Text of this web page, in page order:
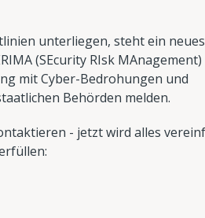
unterliegen, steht ein neues
(SEcurity RIsk MAnagement)
mit Cyber-Bedrohungen und
Behörden melden.
- jetzt wird alles